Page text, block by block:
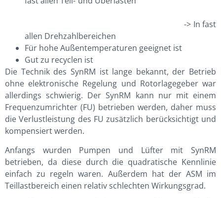
-> In fast
allen Drehzahlbereichen
Für hohe Außentemperaturen geeignet ist
Gut zu recyclen ist
Die Technik des SynRM ist lange bekannt, der Betrieb
ohne elektronische Regelung und Rotorlagegeber war
allerdings schwierig. Der SynRM kann nur mit einem
Frequenzumrichter (FU) betrieben werden, daher muss
die Verlustleistung des FU zusätzlich berücksichtigt und
kompensiert werden.
Anfangs wurden Pumpen und Lüfter mit SynRM
betrieben, da diese durch die quadratische Kennlinie
einfach zu regeln waren. Außerdem hat der ASM im
Teillastbereich einen relativ schlechten Wirkungsgrad.